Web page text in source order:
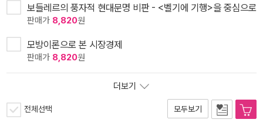
보들레르의 풍자적 현대문명 비판 - <벨기에 기행>을 중심으로
판매가 8,820원
모방이론으로 본 시장경제
판매가 8,820원
더보기
전체선택 모두보기